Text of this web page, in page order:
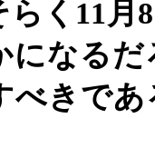
く 11月 8
になる
べきで